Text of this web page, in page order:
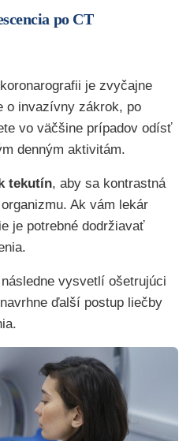
po CT
je zvyčajne
o invazívny zákrok, po
vo väčšine prípadov odísť
denným aktivitám.
tekutín, aby sa kontrastná
Ak vám lekár
je potrebné dodržiavať
vysvetlí ošetrujúci
ďalší postup liečby